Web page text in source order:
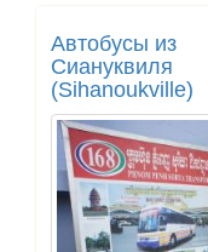
Автобусы из
Сиануквиля
(Sihanoukville)